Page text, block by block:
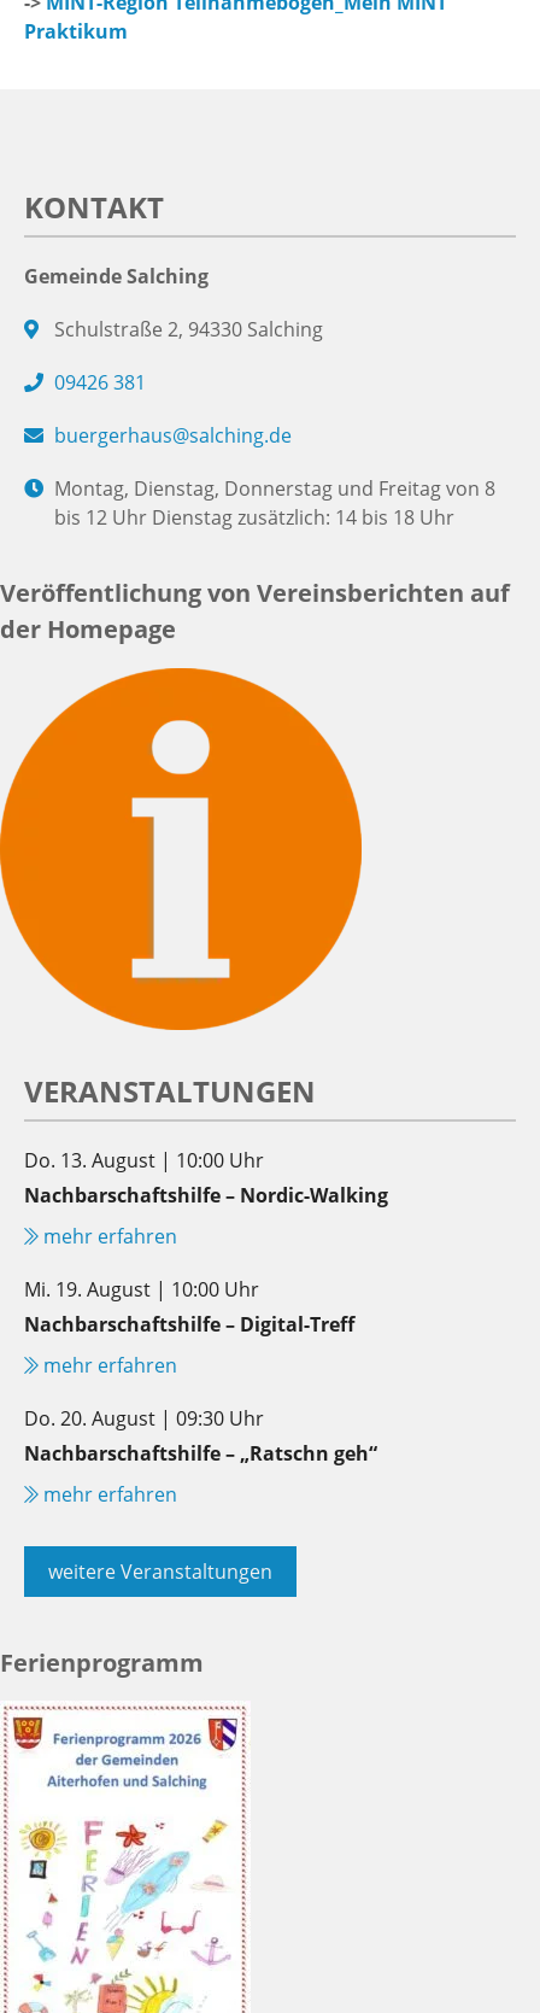
Praktikum
KONTAKT
Gemeinde Salching
Schulstraße 2, 94330 Salching
09426 381
buergerhaus@salching.de
Montag, Dienstag, Donnerstag und Freitag von 8
bis 12 Uhr Dienstag zusätzlich: 14 bis 18 Uhr
Veröffentlichung von Vereinsberichten auf
der Homepage
VERANSTALTUNGEN
Do. 13. August | 10:00 Uhr
Nachbarschaftshilfe – Nordic-Walking
mehr erfahren
Mi. 19. August | 10:00 Uhr
Nachbarschaftshilfe – Digital-Treff
mehr erfahren
Do. 20. August | 09:30 Uhr
Nachbarschaftshilfe – „Ratschn geh“
mehr erfahren
weitere Veranstaltungen
Ferienprogramm